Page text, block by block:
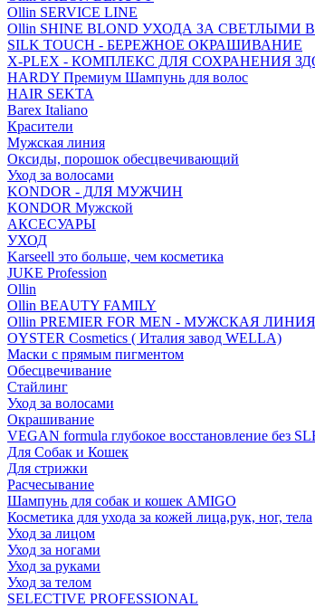
Ollin SERVICE LINE
Ollin SHINE BLOND УХОДА ЗА СВЕТЛЫМИ
SILK TOUCH - БЕРЕЖНОЕ ОКРАШИВАНИЕ
X-PLEX - КОМПЛЕКС ДЛЯ СОХРАНЕНИЯ
HARDY Премиум Шампунь для волос
HAIR SEKTA
Barex Italiano
Красители
Мужская линия
Оксиды, порошок обесцвечивающий
Уход за волосами
KONDOR - ДЛЯ МУЖЧИН
KONDOR Мужской
АКСЕСУАРЫ
УХОД
Karseell это больше, чем косметика
JUKE Profession
Ollin
Ollin BEAUTY FAMILY
Ollin PREMIER FOR MEN - МУЖСКАЯ ЛИНИЯ
OYSTER Cosmetics ( Италия завод WELLA)
Маски с прямым пигментом
Обесцвечивание
Стайлинг
Уход за волосами
Окрашивание
VEGAN formula глубокое восстановление без
Для Собак и Кошек
Для стрижки
Расчесывание
Шампунь для собак и кошек AMIGO
Косметика для ухода за кожей лица,рук, ног, тела
Уход за лицом
Уход за ногами
Уход за руками
Уход за телом
SELECTIVE PROFESSIONAL